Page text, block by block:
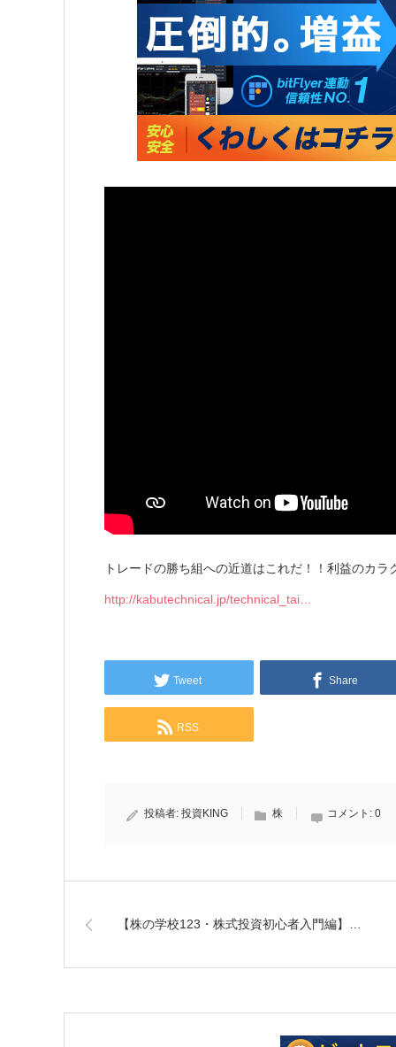
トレードの勝ち組への近道はこれだ！！利益のカラ
http://kabutechnical.jp/technical_tai…
Tweet Share
RSS
投稿者: 投資KING 株 コメント: 0
【株の学校123・株式投資初心者入門編】…